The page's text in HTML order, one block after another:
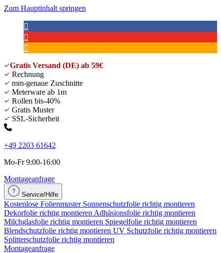
Zum Hauptinhalt springen
Gratis Versand (DE) ab 59€
Rechnung
mm-genaue Zuschnitte
Meterware ab 1m
Rollen bis-40%
Gratis Muster
SSL-Sicherheit
+49 2203 61642
Mo-Fr 9:00-16:00
Montageanfrage
Service/Hilfe
Kostenlose Folienmuster Sonnenschutzfolie richtig montieren
Dekorfolie richtig montieren Adhäsionsfolie richtig montieren
Milchglasfolie richtig montieren Spiegelfolie richtig montieren
Blendschutzfolie richtig montieren UV Schutzfolie richtig montieren
Splitterschutzfolie richtig montieren
Montageanfrage